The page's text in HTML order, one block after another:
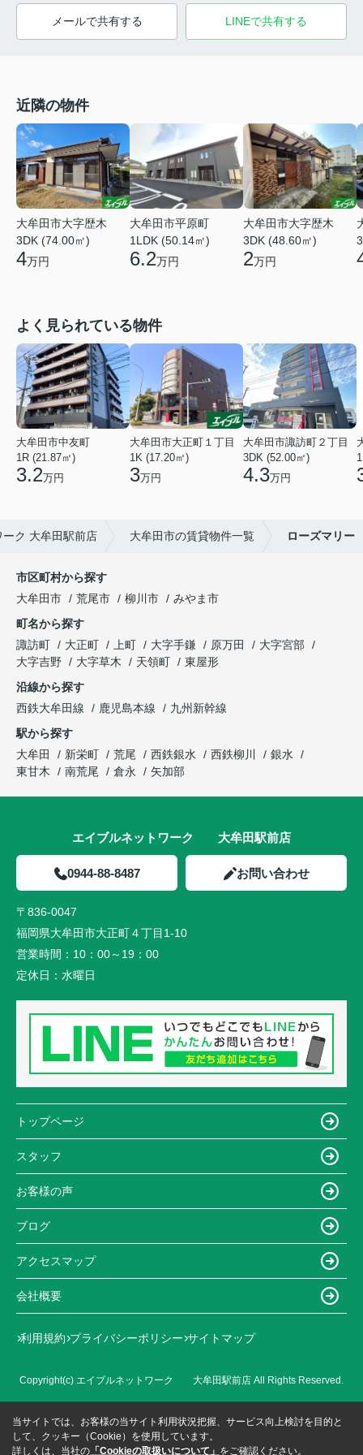
メールで共有する LINEで共有する
近隣の物件
大牟田市大字歴木
3DK (74.00㎡)
4万円
大牟田市平原町
1LDK (50.14㎡)
6.2万円
大牟田市大字歴木
3DK (48.60㎡)
2万円
よく見られている物件
大牟田市中友町
1R (21.87㎡)
3.2万円
大牟田市大正町１丁目
1K (17.20㎡)
3万円
大牟田市諏訪町２丁目
3DK (52.00㎡)
4.3万円
ク 大牟田駅前店 大牟田市の賃貸物件一覧 ローズマリー
市区町村から探す
大牟田市
荒尾市 柳川市
みやま市
町名から探す
諏訪町
大正町 上町 大字手鎌 原万田
大字宮部
大字吉野
大字草木 天領町
東屋形
沿線から探す
西鉄大牟田線
鹿児島本線
九州新幹線
駅から探す
大牟田
新栄町 荒尾 西鉄銀水 西鉄柳川
銀水
東甘木
南荒尾 倉永 矢加部
エイブルネットワーク 大牟田駅前店
0944-88-8487 お問い合わせ
〒836-0047
福岡県大牟田市大正町４丁目1-10
営業時間： 10：00～19：00
定休日： 水曜日
トップページ
スタッフ
お客様の声
ブログ
アクセスマップ
会社概要
利用規約 プライバシーポリシー サイトマップ
Copyright(c) エイブルネットワーク 大牟田駅前店 All Rights Reserved.
当サイトでは、お客様の当サイト利用状況把握、サービス向上検討を目的と
して、クッキー（Cookie）を使用しています。
詳しくは、当社の 「Cookieの取扱いについて」 をご確認ください。